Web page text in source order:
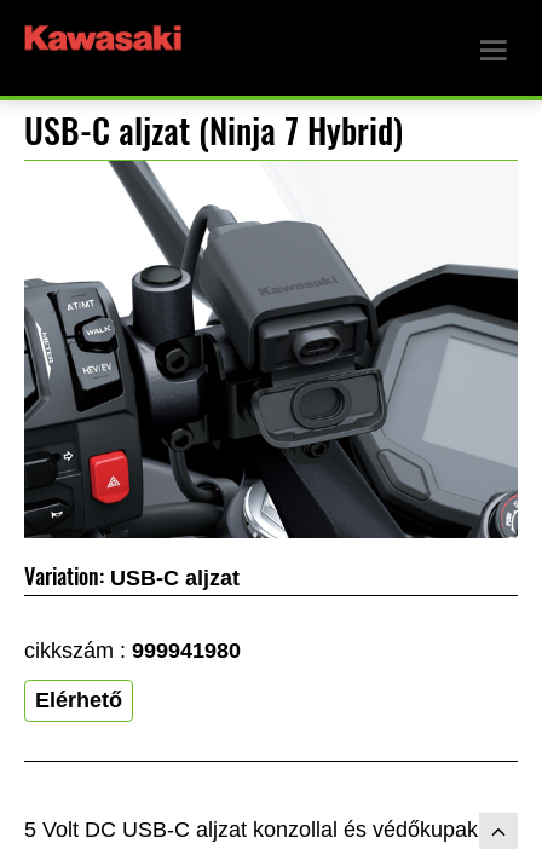
USB-C aljzat (Ninja 7 Hybrid)
5 Volt DC USB-C aljzat konzollal és védőkupakkal,
Variation: USB-C aljzat
cikkszám : 999941980
Elérhető